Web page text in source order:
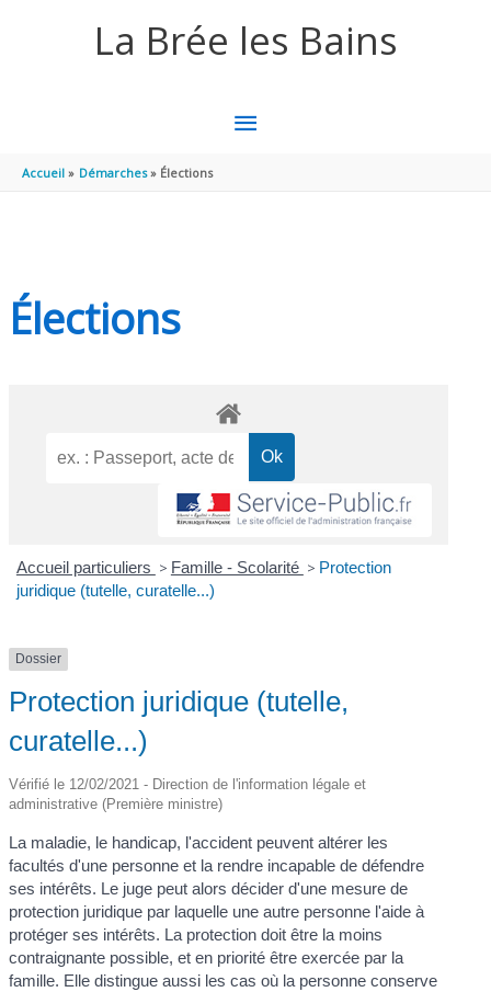
La Brée les Bains
MENU
Accueil Démarches Élections
Élections
Accueil particuliers > Famille - Scolarité > Protection
juridique (tutelle, curatelle...)
Dossier
Protection juridique (tutelle,
curatelle...)
Vérifié le 12/02/2021 - Direction de l'information légale et
administrative (Première ministre)
La maladie, le handicap, l'accident peuvent altérer les
facultés d'une personne et la rendre incapable de défendre
ses intérêts. Le juge peut alors décider d'une mesure de
protection juridique par laquelle une autre personne l'aide à
protéger ses intérêts. La protection doit être la moins
contraignante possible, et en priorité être exercée par la
famille. Elle distingue aussi les cas où la personne conserve